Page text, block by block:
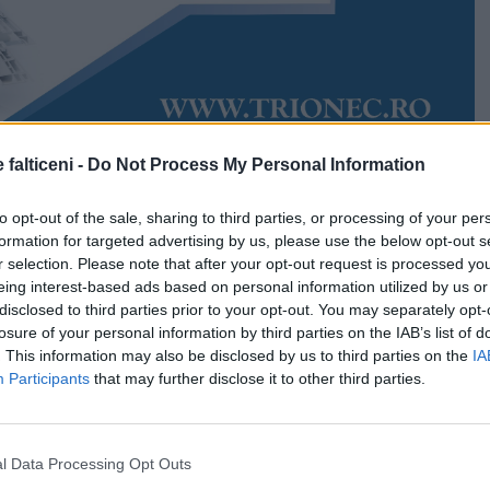
falticeni - Do Not Process My Personal Information
opt-out of the sale, sharing to third parties, or processing of your
for targeted advertising by us, please use the below opt-out
selection. Please note that after your opt-out request is processed
interest-based ads based on personal information utilized by us
to third parties prior to your opt-out. You may separately
of your personal information by third parties on the IAB’s list of
This information may also be disclosed by us to third parties on the
Participants that may further disclose it to other third parties.
Data Processing Opt Outs
Accesări:
șoc pentru sistemul de învățământ! Mâine, 12 august,
vor fi comasate, pentru că au scăzut sub pragul
elevi înscriși. Măsurile stârnesc îngrijorare în rândul
criticate nu doar de cadrele didactice și de experți în
Fălticeni șase unități de învățământ erau în